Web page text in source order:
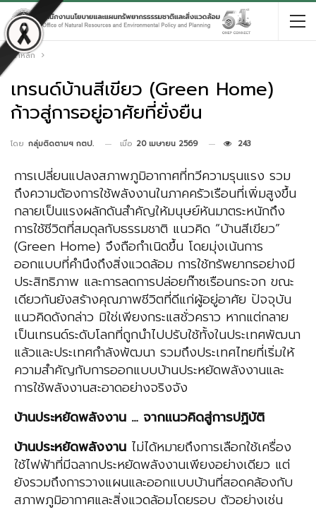
หน้าหลัก
เทรนด์บ้านสีเขียว (Green Home)
ก้าวสู่การอยู่อาศัยที่ยั่งยืน
โดย กลุ่มติดตามฯ กตป. เมื่อ 20 เมษายน 2569 243
การเปลี่ยนแปลงสภาพภูมิอากาศที่ทวีความรุนแรง รวม
ถึงความต้องการใช้พลังงานในภาคครัวเรือนที่เพิ่มสูงขึ้น
กลายเป็นแรงผลักดันสำคัญให้มนุษย์หันมาตระหนักถึง
การใช้ชีวิตที่สมดุลกับธรรมชาติ แนวคิด “บ้านสีเขียว”
(Green Home) จึงถือกำเนิดขึ้น โดยมุ่งเน้นการ
ออกแบบที่คำนึงถึงสิ่งแวดล้อม การใช้ทรัพยากรอย่างมี
ประสิทธิภาพ และการลดการปล่อยก๊าซเรือนกระจก ขณะ
เดียวกันยังสร้างคุณภาพชีวิตที่ดีแก่ผู้อยู่อาศัย ปัจจุบัน
แนวคิดดังกล่าว มิใช่เพียงกระแสชั่วคราว หากแต่กลาย
เป็นเทรนด์ระดับโลกที่ถูกนำไปปรับใช้ทั้งในประเทศพัฒนา
แล้วและประเทศกำลังพัฒนา รวมถึงประเทศไทยที่เริ่มให้
ความสำคัญกับการออกแบบบ้านประหยัดพลังงานและ
การใช้พลังงานสะอาดอย่างจริงจัง
บ้านประหยัดพลังงาน … จากแนวคิดสู่การปฏิบัติ
บ้านประหยัดพลังงาน ไม่ได้หมายถึงการเลือกใช้เครื่อง
ใช้ไฟฟ้าที่มีฉลากประหยัดพลังงานเพียงอย่างเดียว แต่
ยังรวมถึงการวางแผนและออกแบบบ้านที่สอดคล้องกับ
สภาพภูมิอากาศและสิ่งแวดล้อมโดยรอบ ตัวอย่างเช่น